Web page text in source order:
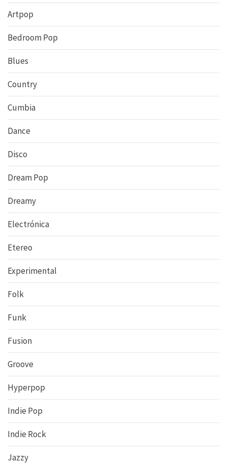
Artpop
Bedroom Pop
Blues
Country
Cumbia
Dance
Disco
Dream Pop
Dreamy
Electrónica
Etereo
Experimental
Folk
Funk
Fusion
Groove
Hyperpop
Indie Pop
Indie Rock
Jazzy